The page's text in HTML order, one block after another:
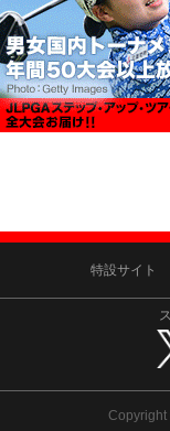
特設サイト
Copyright